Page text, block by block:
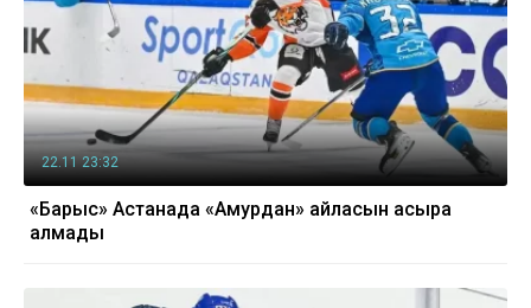
22.11 23:32
«Барыс» Астанада «Амурдан» айласын асыра
алмады